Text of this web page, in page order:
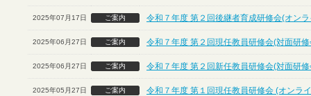
2025年07月17日 ご案内 令和７年度 第２回後継者育成研修会(オン
2025年06月27日 ご案内 令和７年度 第２回現任教員研修会(対面研
2025年06月27日 ご案内 令和７年度 第２回新任教員研修会(対面研
2025年05月27日 ご案内 令和７年度 第１回現任教員研修会 (オンラ